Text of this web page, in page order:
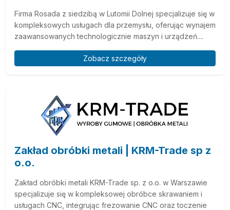
Firma Rosada z siedzibą w Lutomii Dolnej specjalizuje się w
kompleksowych usługach dla przemysłu, oferując wynajem
zaawansowanych technologicznie maszyn i urządzeń....
Zobacz szczegóły
Zakład obróbki metali | KRM-Trade sp z
o.o.
Zakład obróbki metali KRM-Trade sp. z o.o. w Warszawie
specjalizuje się w kompleksowej obróbce skrawaniem i
usługach CNC, integrując frezowanie CNC oraz toczenie